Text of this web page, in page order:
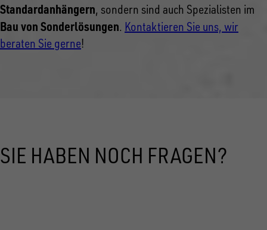
Standardanhängern, sondern sind auch Spezialisten im
Bau von Sonderlösungen. Kontaktieren Sie uns, wir
beraten Sie gerne!
SIE HABEN NOCH FRAGEN?